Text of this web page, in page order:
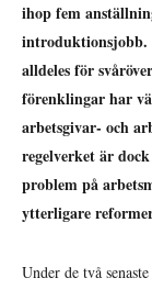
ihop fem
introduktionsjobb.
alldeles för
förenklingar har
arbetsgivar- och
regelverket är
problem på
ytterligare
Under de två